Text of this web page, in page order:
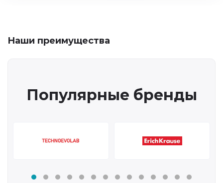
Наши преимущества
Популярные бренды